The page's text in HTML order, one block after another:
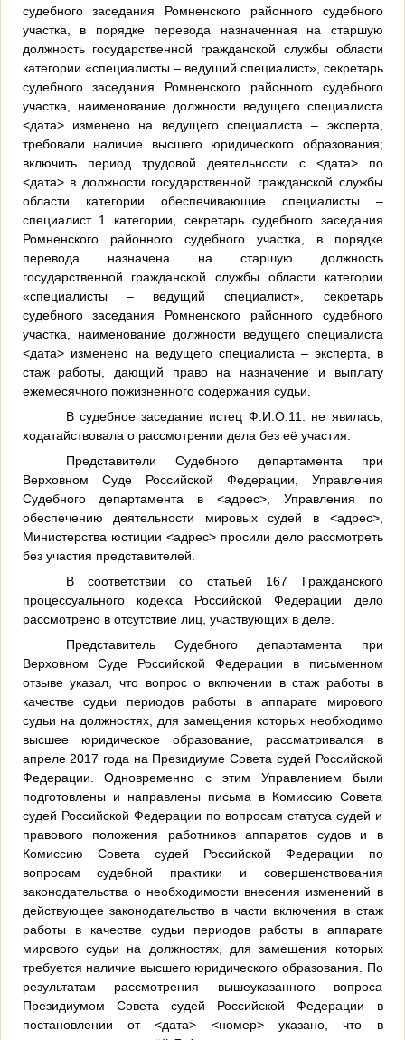
судебного заседания Ромненского районного судебного
участка, в порядке перевода назначенная на старшую
должность государственной гражданской службы области
категории «специалисты – ведущий специалист», секретарь
судебного заседания Ромненского районного судебного
участка, наименование должности ведущего специалиста
<дата>изменено на ведущего специалиста – эксперта,
требовали наличие высшего юридического образования;
включить период трудовой деятельности с <дата>по
<дата>в должности государственной гражданской службы
области категории обеспечивающие специалисты –
специалист 1 категории, секретарь судебного заседания
Ромненского районного судебного участка, в порядке
перевода назначена на старшую должность
государственной гражданской службы области категории
«специалисты – ведущий специалист», секретарь
судебного заседания Ромненского районного судебного
участка, наименование должности ведущего специалиста
<дата>изменено на ведущего специалиста – эксперта, в
стаж работы, дающий право на назначение и выплату
ежемесячного пожизненного содержания судьи.
В судебное заседание истец Ф.И.О.11
. не явилась,
ходатайствовала о рассмотрении дела без её участия.
Представители Судебного департамента при
Верховном Суде Российской Федерации, Управления
Судебного департамента в <адрес>, Управления по
обеспечению деятельности мировых судей в <адрес>,
Министерства юстиции <адрес>просили дело рассмотреть
без участия представителей.
В соответствии со статьей 167 Гражданского
процессуального кодекса Российской Федерации дело
рассмотрено в отсутствие лиц, участвующих в деле.
Представитель Судебного департамента при
Верховном Суде Российской Федерации в письменном
отзыве указал, что вопрос о включении в стаж работы в
качестве судьи периодов работы в аппарате мирового
судьи на должностях, для замещения которых необходимо
высшее юридическое образование, рассматривался в
апреле 2017 года на Президиуме Совета судей Российской
Федерации. Одновременно с этим Управлением были
подготовлены и направлены письма в Комиссию Совета
судей Российской Федерации по вопросам статуса судей и
правового положения работников аппаратов судов и в
Комиссию Совета судей Российской Федерации по
вопросам судебной практики и совершенствования
законодательства о необходимости внесения изменений в
действующее законодательство в части включения в стаж
работы в качестве судьи периодов работы в аппарате
мирового судьи на должностях, для замещения которых
требуется наличие высшего юридического образования. По
результатам рассмотрения вышеуказанного вопроса
Президиумом Совета судей Российской Федерации в
постановлении от<дата> <номер>указано, что в